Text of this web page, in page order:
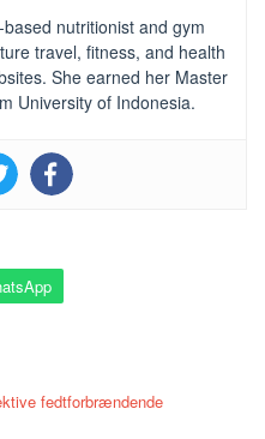
nutritionist and gym
travel, fitness, and health
She earned her Master
University of Indonesia.
fedtforbrændende